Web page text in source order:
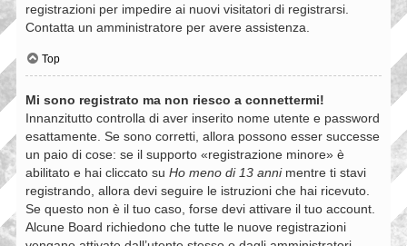
registrazioni per impedire ai nuovi visitatori di registrarsi.
Contatta un amministratore per avere assistenza.
Top
Mi sono registrato ma non riesco a connettermi!
Innanzitutto controlla di aver inserito nome utente e password
esattamente. Se sono corretti, allora possono esser successe
un paio di cose: se il supporto «registrazione minore» è
abilitato e hai cliccato su Ho meno di 13 annimentre ti stavi
registrando, allora devi seguire le istruzioni che hai ricevuto.
Se questo non è il tuo caso, forse devi attivare il tuo account.
Alcune Board richiedono che tutte le nuove registrazioni